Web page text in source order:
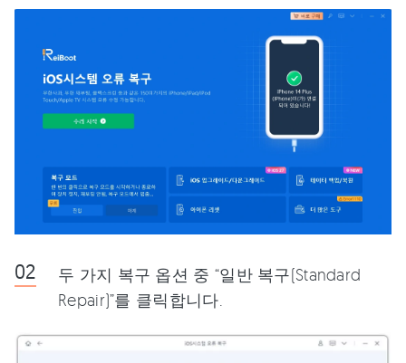
두 가지 복구 옵션 중 “일반 복구(Standard
Repair)”를 클릭합니다.